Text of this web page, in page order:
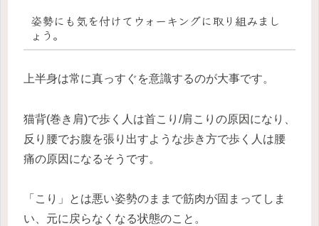
姿勢にも気を付けてウォーキングに取り組みまし
ょう。
上半身は常に真っすぐを意識するのが大事です。
猫背(巻き肩)で歩く人は首こり/肩こりの原因になり、
反り腰でお腹を張り出すような歩き方で歩く人は腰
痛の原因になるそうです。
「こり」とは悪い姿勢のままで筋肉が固まってしま
い、元に戻らなくなる状態のこと。